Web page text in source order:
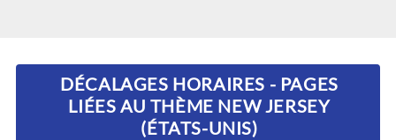
DÉCALAGES HORAIRES - PAGES
LIÉES AU THÈME NEW JERSEY
(ÉTATS-UNIS)